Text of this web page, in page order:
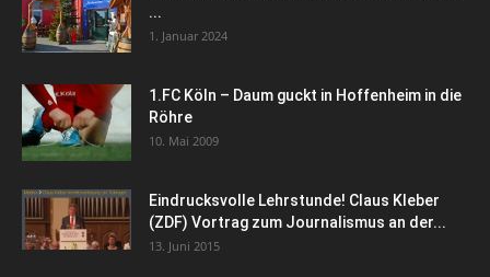
...
1. Januar 2024
1.FC Köln – Daum guckt in Hoffenheim in die
Röhre
10. Mai 2009
Eindrucksvolle Lehrstunde! Claus Kleber
(ZDF) Vortrag zum Journalismus an der...
13. Juni 2015